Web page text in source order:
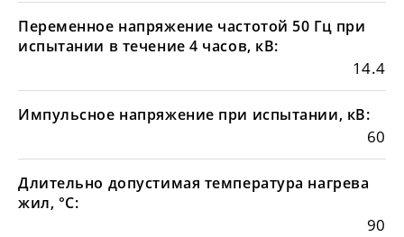
Переменное напряжение частотой 50 Гц при
испытании в течение 4 часов, кВ:
14.4
Импульсное напряжение при испытании, кВ:
60
Длительно допустимая температура нагрева
жил, °С:
90